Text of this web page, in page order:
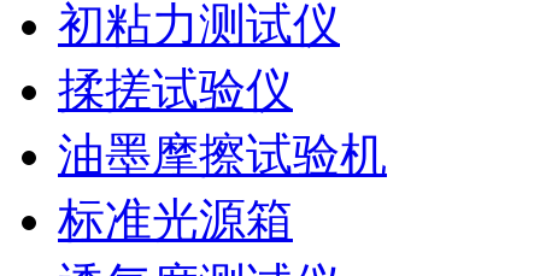
初粘力测试仪
揉搓试验仪
油墨摩擦试验机
标准光源箱